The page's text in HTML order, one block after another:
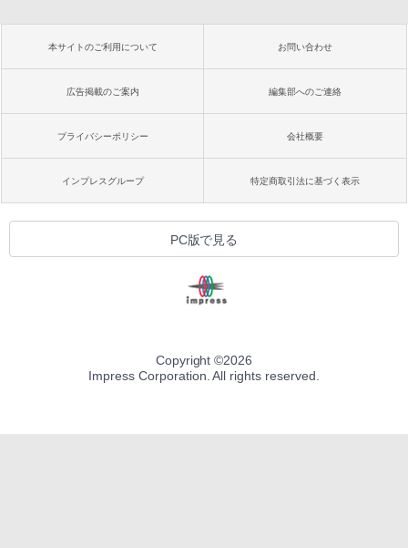
本サイトのご利用について お問い合わせ
広告掲載のご案内 編集部へのご連絡
プライバシーポリシー 会社概要
インプレスグループ 特定商取引法に基づく表示
PC版で見る
Copyright ©2026
Impress Corporation. All rights reserved.